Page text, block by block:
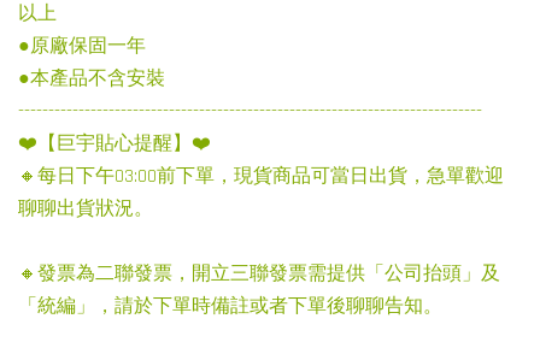
以上
●原廠保固一年
●本產品不含安裝
-----------------------------------------------------------------------------
❤️【巨宇貼心提醒】❤️
🔸每日下午03:00前下單，現貨商品可當日出貨，急單歡迎
聊聊出貨狀況。
🔸發票為二聯發票，開立三聯發票需提供「公司抬頭」及
「統編」，請於下單時備註或者下單後聊聊告知。